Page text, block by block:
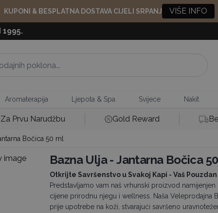
KUPONI & BESPLATNA DOSTAVA CIJELI SRPANJ VIŠE INFO
Aromaterapija Ljepota & Spa Svijeće Nakit
Prvu Narudžbu Gold Reward
Bočica 50 ml
Bazna Ulja - Jantarna Bočica
Otkrijte Savršenstvo u Svakoj Kapi - Vaš
Predstavljamo vam naš vrhunski proizvod
cijene prirodnu njegu i wellness. Naša Veleprodajna
prije upotrebe na koži, stvarajući savršeno